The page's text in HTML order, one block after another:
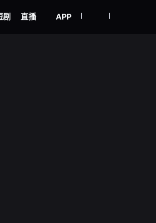
直播 APP
态漫画 第六季